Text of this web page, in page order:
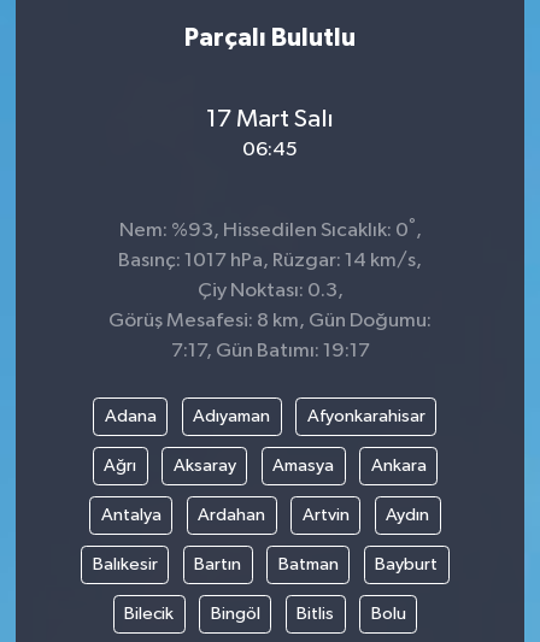
Parçalı Bulutlu
17 Mart Salı
06:45
Nem: %93, Hissedilen Sıcaklık: 0°,
Basınç: 1017 hPa, Rüzgar: 14 km/s,
Çiy Noktası: 0.3,
Görüş Mesafesi: 8 km, Gün Doğumu:
7:17, Gün Batımı: 19:17
Adana Adıyaman Afyonkarahisar
Ağrı Aksaray Amasya Ankara
Antalya Ardahan Artvin Aydın
Balıkesir Bartın Batman Bayburt
Bilecik Bingöl Bitlis Bolu